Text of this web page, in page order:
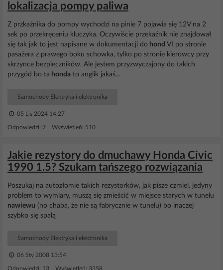
lokalizacja pompy paliwa
Z przkaźnika do pompy wychodzi na pinie 7 pojawia się 12V na 2
sek po przekręceniu kluczyka. Oczywiście przekaźnik nie znajdował
się tak jak to jest napisane w dokumentacji do hond VI po stronie
pasażera z prawego boku schowka, tylko po stronie kierowcy przy
skrzynce bezpieczników. Ale jestem przyzwyczajony do takich
przygód bo ta honda to anglik jakaś...
Samochody Elektryka i elektronika
05 Lis 2024 14:27
Odpowiedzi: 7 Wyświetleń: 510
Jakie rezystory do dmuchawy Honda Civic
1990 1.5? Szukam tańszego rozwiązania
Poszukaj na autozłomie takich rezystorków, jak pisze czmiel. jedyny
problem to wymiary, muszą się zmieścić w miejsce starych w tunelu
nawiewu (no chaba, że nie są fabrycznie w tunelu) bo inaczej
szybko się spalą
Samochody Elektryka i elektronika
06 Sty 2008 13:54
Odpowiedzi: 13 Wyświetleń: 3358